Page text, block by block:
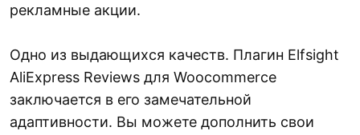
рекламные акции.
Одно из выдающихся качеств. Плагин Elfsight
AliExpress Reviews для Woocommerce
заключается в его замечательной
адаптивности. Вы можете дополнить свои